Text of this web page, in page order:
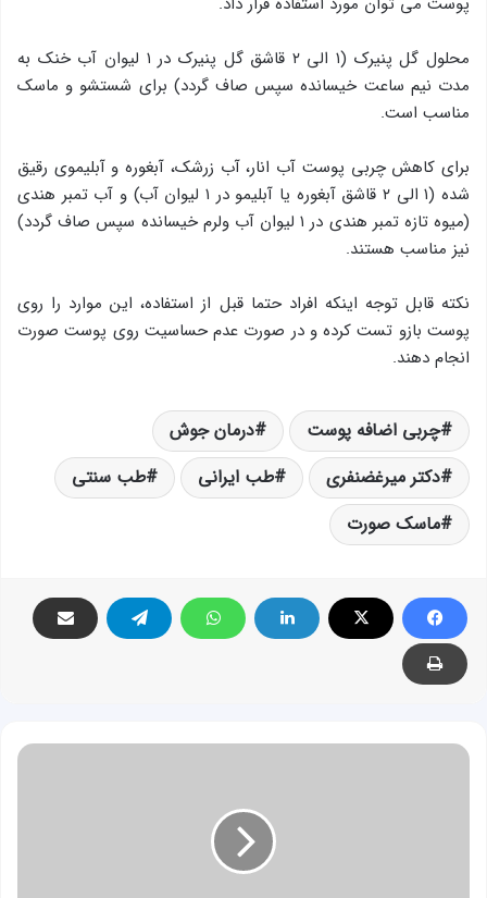
محلول گل پنیرک (۱ الی ۲ قاشق گل پنیرک در ۱ لیوان آب خنک به
مدت نیم ساعت خیسانده سپس صاف گردد) برای شستشو و ماسک
مناسب است.
برای کاهش چربی پوست آب انار، آب زرشک، آبغوره و آبلیموی رقیق
شده (۱ الی ۲ قاشق آبغوره یا آبلیمو در ۱ لیوان آب) و آب تمبر هندی
(میوه تازه تمبر هندی در ۱ لیوان آب ولرم خیسانده سپس صاف گردد)
نیز مناسب هستند.
نکته قابل توجه اینکه افراد حتما قبل از استفاده، این موارد را روی
پوست بازو تست کرده و در صورت عدم حساسیت روی پوست صورت
انجام دهند.
چربی اضافه پوست
درمان جوش
دکتر میرغضنفری
طب ایرانی
طب سنتی
ماسک صورت
آیا